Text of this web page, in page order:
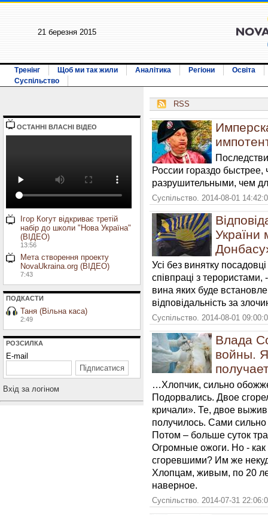
21 березня 2015
Тренінг Щоб ми так жили Аналітика Регіони
Освіта
Суспільство
ОСТАННI ВЛАСНI ВIДЕО
Ігор Когут відкриває третій
набір до школи "Нова Україна"
(ВІДЕО)
13:56
Мета створення проекту
NovaUkraina.org (ВІДЕО)
7:43
ПОДКАСТИ
Таня (Вільна каса)
2:49
РОЗСИЛКА
E-mail
Вхiд за логiном
RSS
России гораздо
разрушительными, чем
Суспільство. 2014-08-01
України
Усі без винятку
співпраці з
вина яких буде
відповідальність за
Суспільство. 2014-08-01
Влада
войны.
…Хлопчик, сильно
Подорвались. Двое
кричали». Те, двое
получилось. Сами
Потом – больше суток
Огромные ожоги. Но -
сгоревшими? Им же
Хлопцам, живым, по 20
наверное.
Суспільство. 2014-07-31